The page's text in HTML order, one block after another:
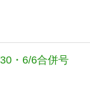
・6/6合併号